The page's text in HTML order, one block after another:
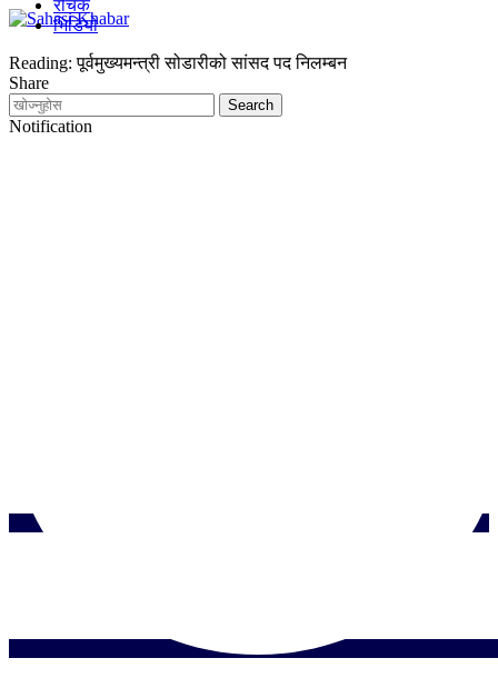
रोचक
भिडियो
Reading: पूर्वमुख्यमन्त्री सोडारीको सांसद पद निलम्बन
Share
Notification